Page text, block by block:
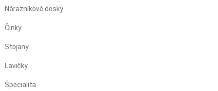
Nárazníkové dosky
Činky
Stojany
Lavičky
Špecialita